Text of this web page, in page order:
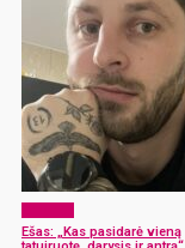
Ešas: „Kas pasidarė vieną